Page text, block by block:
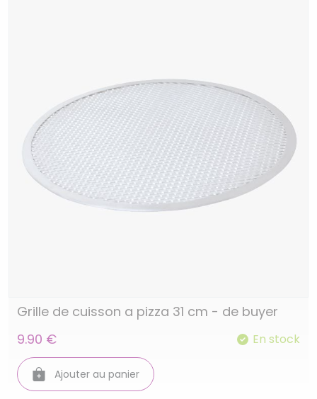
Grille de cuisson a pizza 31 cm - de buyer
9.90 €
En stock
Ajouter au panier